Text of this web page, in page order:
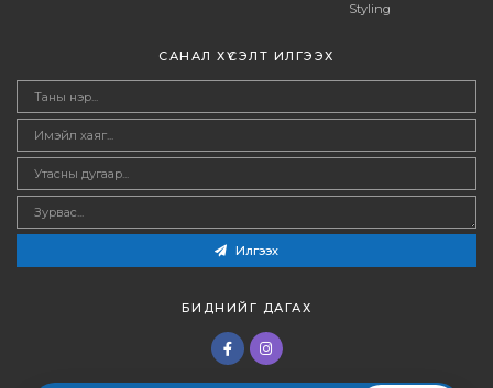
Styling
САНАЛ ХҮСЭЛТ ИЛГЭЭХ
Илгээх
БИДНИЙГ ДАГАХ